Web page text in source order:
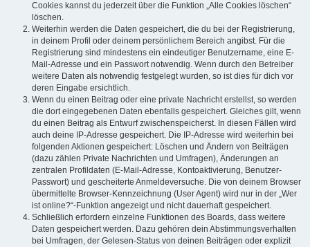
Cookies kannst du jederzeit über die Funktion „Alle Cookies löschen“
löschen.
Weiterhin werden die Daten gespeichert, die du bei der Registrierung,
in deinem Profil oder deinem persönlichem Bereich angibst. Für die
Registrierung sind mindestens ein eindeutiger Benutzername, eine E-
Mail-Adresse und ein Passwort notwendig. Wenn durch den Betreiber
weitere Daten als notwendig festgelegt wurden, so ist dies für dich vor
deren Eingabe ersichtlich.
Wenn du einen Beitrag oder eine private Nachricht erstellst, so werden
die dort eingegebenen Daten ebenfalls gespeichert. Gleiches gilt, wenn
du einen Beitrag als Entwurf zwischenspeicherst. In diesen Fällen wird
auch deine IP-Adresse gespeichert. Die IP-Adresse wird weiterhin bei
folgenden Aktionen gespeichert: Löschen und Ändern von Beiträgen
(dazu zählen Private Nachrichten und Umfragen), Änderungen an
zentralen Profildaten (E-Mail-Adresse, Kontoaktivierung, Benutzer-
Passwort) und gescheiterte Anmeldeversuche. Die von deinem Browser
übermittelte Browser-Kennzeichnung (User Agent) wird nur in der „Wer
ist online?“-Funktion angezeigt und nicht dauerhaft gespeichert.
Schließlich erfordern einzelne Funktionen des Boards, dass weitere
Daten gespeichert werden. Dazu gehören dein Abstimmungsverhalten
bei Umfragen, der Gelesen-Status von deinen Beiträgen oder explizit